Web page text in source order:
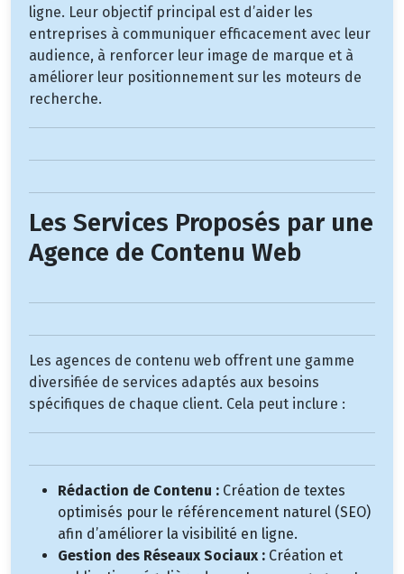
ligne. Leur objectif principal est d’aider les
entreprises à communiquer efficacement avec leur
audience, à renforcer leur image de marque et à
améliorer leur positionnement sur les moteurs de
recherche.
Les Services Proposés par une
Agence de Contenu Web
Les agences de contenu web offrent une gamme
diversifiée de services adaptés aux besoins
spécifiques de chaque client. Cela peut inclure :
Rédaction de Contenu : Création de textes
optimisés pour le référencement naturel (SEO)
afin d’améliorer la visibilité en ligne.
Gestion des Réseaux Sociaux : Création et